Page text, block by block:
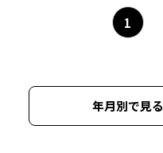
1
年月別で見る